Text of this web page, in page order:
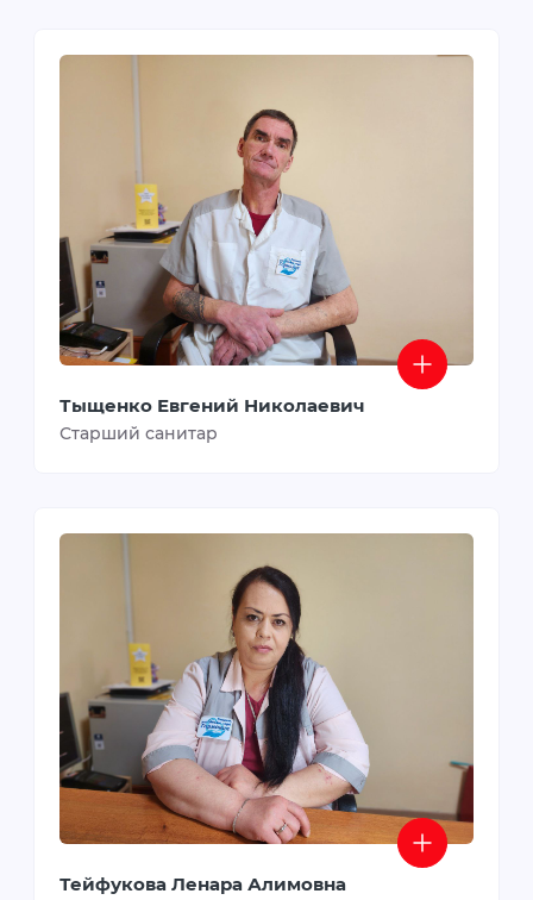
Тыщенко Евгений Николаевич
Старший санитар
Тейфукова Ленара Алимовна